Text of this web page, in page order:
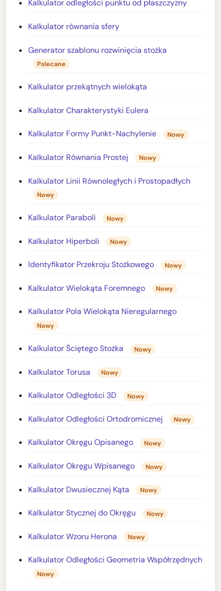
Kalkulator odległości punktu od płaszczyzny
Kalkulator równania sfery
Generator szablonu rozwinięcia stożka
Polecane
Kalkulator przekątnych wielokąta
Kalkulator Charakterystyki Eulera
Kalkulator Formy Punkt-Nachylenie Nowy
Kalkulator Równania Prostej Nowy
Kalkulator Linii Równoległych i Prostopadłych
Nowy
Kalkulator Paraboli Nowy
Kalkulator Hiperboli Nowy
Identyfikator Przekroju Stożkowego Nowy
Kalkulator Wielokąta Foremnego Nowy
Kalkulator Pola Wielokąta Nieregularnego
Nowy
Kalkulator Ściętego Stożka Nowy
Kalkulator Torusa Nowy
Kalkulator Odległości 3D Nowy
Kalkulator Odległości Ortodromicznej Nowy
Kalkulator Okręgu Opisanego Nowy
Kalkulator Okręgu Wpisanego Nowy
Kalkulator Dwusiecznej Kąta Nowy
Kalkulator Stycznej do Okręgu Nowy
Kalkulator Wzoru Herona Nowy
Kalkulator Odległości Geometria Współrzędnych
Nowy